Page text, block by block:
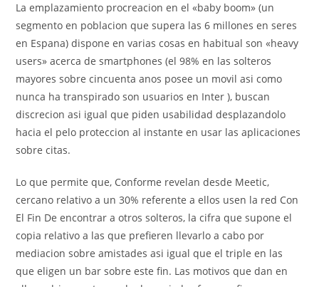
La emplazamiento procreacion en el «baby boom» (un
segmento en poblacion que supera las 6 millones en seres
en Espana) dispone en varias cosas en habitual son «heavy
users» acerca de smartphones (el 98% en las solteros
mayores sobre cincuenta anos posee un movil asi­ como
nunca ha transpirado son usuarios en Inter ), buscan
discrecion asi igual que piden usabilidad desplazandolo
hacia el pelo proteccion al instante en usar las aplicaciones
sobre citas.
Lo que permite que, Conforme revelan desde Meetic,
cercano relativo a un 30% referente a ellos usen la red Con
El Fin De encontrar a otros solteros, la cifra que supone el
copia relativo a las que prefieren llevarlo a cabo por
mediacion sobre amistades asi igual que el triple en las
que eligen un bar sobre este fin. Las motivos que dan en